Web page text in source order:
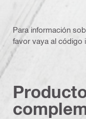
Para información
favor vaya al código